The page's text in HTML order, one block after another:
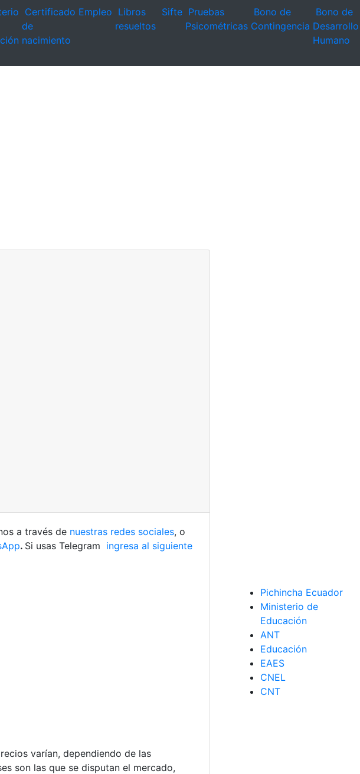
Certificado
de
nacimiento
Empleo Libros
resueltos
Sifte Pruebas
Psicométricas
Bono de
Contingencia
Bono de
Desarrollo
Humano
a través de nuestras redes sociales, o
. Si usas Telegram ingresa al siguiente
varían, dependiendo de las
son las que se disputan el mercado,
Pichincha Ecuador
Ministerio de
Educación
ANT
Educación
EAES
CNEL
CNT